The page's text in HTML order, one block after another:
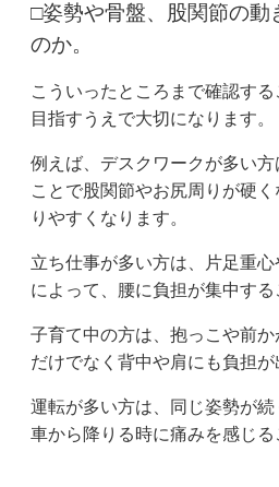
□姿勢や骨盤、股関節の動
のか。
こういったところまで確認す
目指すうえで大切になります。
例えば、デスクワークが多い
ことで股関節やお尻周りが硬
りやすくなります。
立ち仕事が多い方は、片足重
によって、腰に負担が集中する
子育て中の方は、抱っこや前
だけでなく背中や肩にも負担が
運転が多い方は、同じ姿勢が続
車から降りる時に痛みを感じる